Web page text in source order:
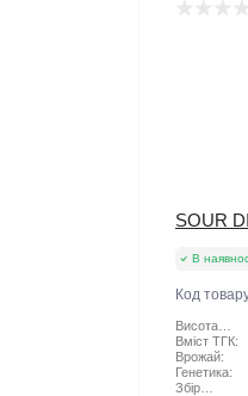
SOUR
В
Код
Висота
рослини:
Вміст ТГК:
Врожай:
Генетика:
Збір